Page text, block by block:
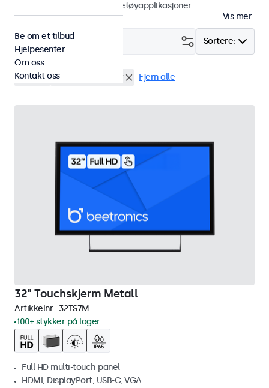
ikke-sikkerhetskritiske kjøretøyapplikasjoner.
Vis mer
Sortere:
Filter ( 1)
eMark 32" touchskjermer Fjern alle
32" Touchskjerm Metall
Artikkelnr.: 32TS7M
100+ stykker på lager
Full HD multi-touch panel
HDMI, DisplayPort, USB-C, VGA
Be om et tilbud
Hjelpesenter
Om oss
Kontakt oss